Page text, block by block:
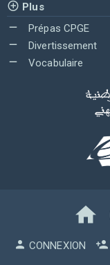
Plus
Prépas CPGE
Divertissement
Vocabulaire
CONNEXION